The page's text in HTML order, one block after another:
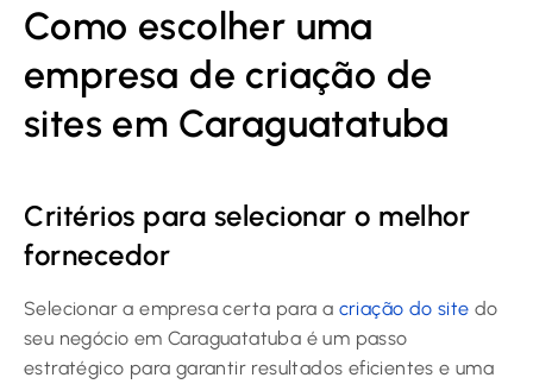
Como escolher uma
empresa de criação de
sites em Caraguatatuba
Critérios para selecionar o melhor
fornecedor
Selecionar a empresa certa para a criação do site do
seu negócio em Caraguatatuba é um passo
estratégico para garantir resultados eficientes e uma